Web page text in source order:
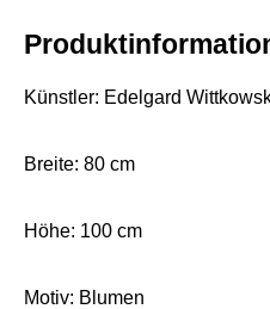
Künstler: Edelgard
Breite: 80 cm
Höhe: 100 cm
Motiv: Blumen